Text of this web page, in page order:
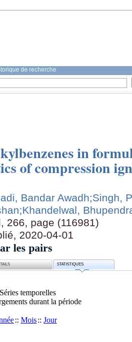
de recherche
in
of compression
Bandar Awadh;Singh,
;Khandelwal,
266, page (116981)
2020-04-01
les pairs
STATISTIQUES